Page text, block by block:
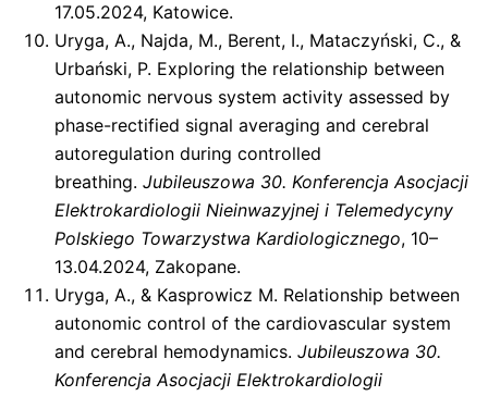
17.05.2024, Katowice.
Uryga, A., Najda, M., Berent, I., Mataczyński, C., &
Urbański, P. Exploring the relationship between
autonomic nervous system activity assessed by
phase-rectified signal averaging and cerebral
autoregulation during controlled
breathing. Jubileuszowa 30. Konferencja Asocjacji
Elektrokardiologii Nieinwazyjnej i Telemedycyny
Polskiego Towarzystwa Kardiologicznego, 10–
13.04.2024, Zakopane.
Uryga, A., & Kasprowicz M. Relationship between
autonomic control of the cardiovascular system
and cerebral hemodynamics. Jubileuszowa 30.
Konferencja Asocjacji Elektrokardiologii